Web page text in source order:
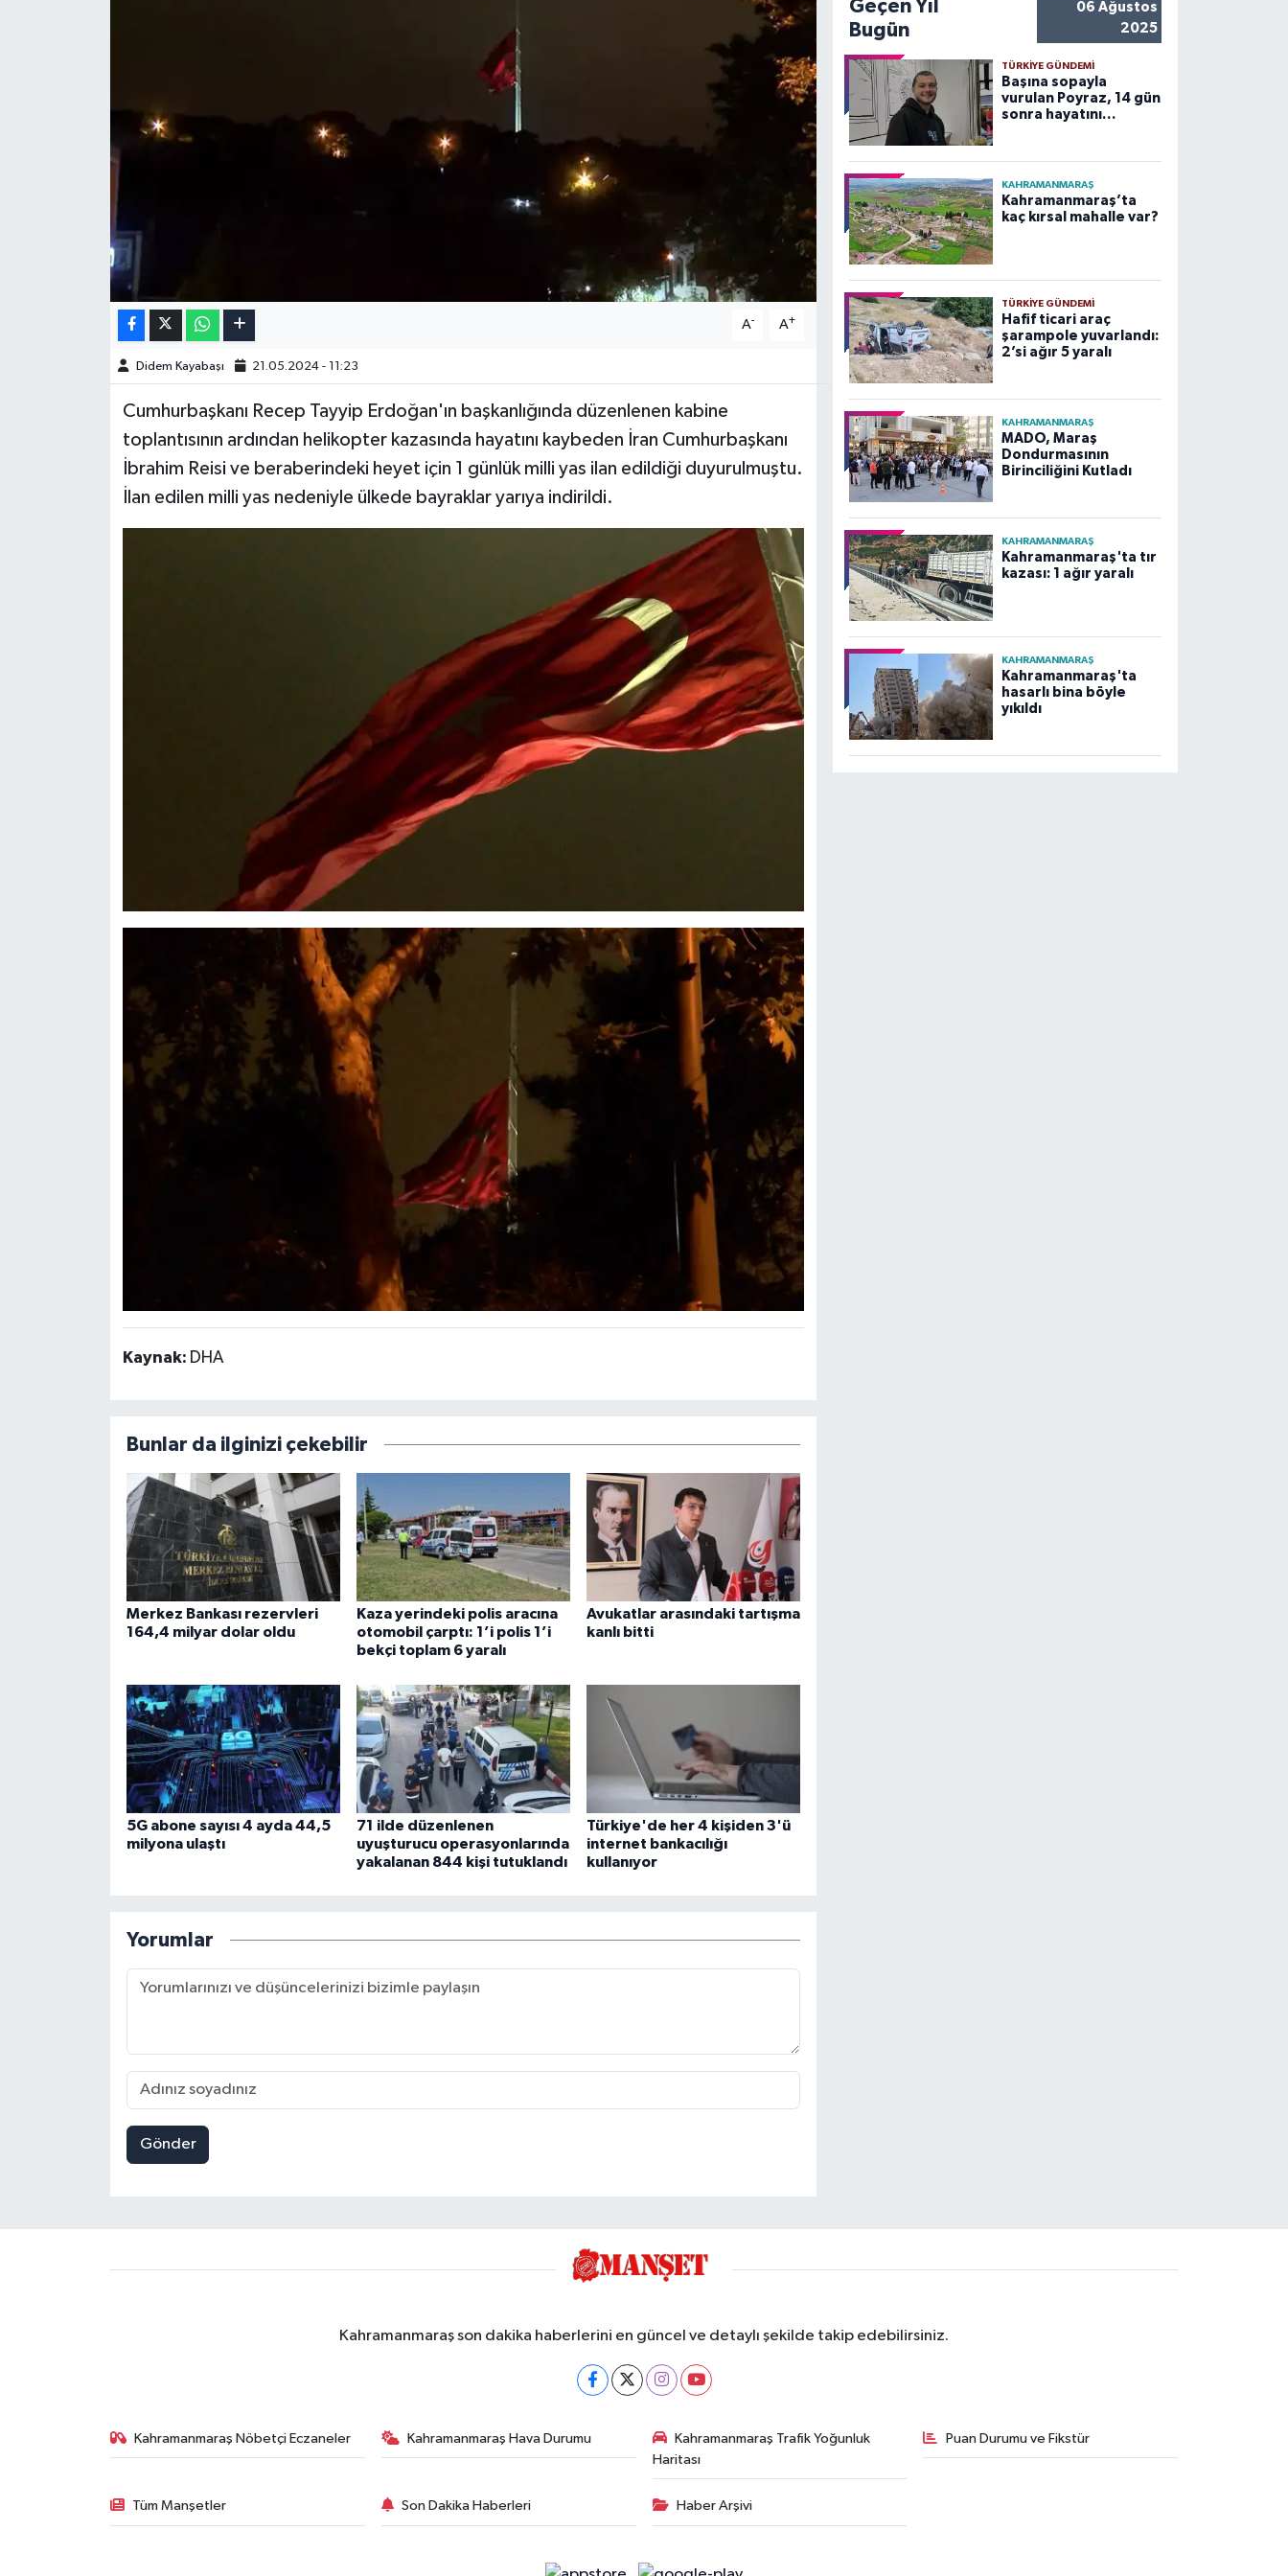
A- A+
Didem Kayabaşı 21.05.2024 - 11:23
Cumhurbaşkanı Recep Tayyip Erdoğan'ın başkanlığında düzenlenen kabine
toplantısının ardından helikopter kazasında hayatını kaybeden İran Cumhurbaşkanı
İbrahim Reisi ve beraberindeki heyet için 1 günlük milli yas ilan edildiği duyurulmuştu.
İlan edilen milli yas nedeniyle ülkede bayraklar yarıya indirildi.
Kaynak: DHA
Bunlar da ilginizi çekebilir
Merkez Bankası rezervleri
164,4 milyar dolar oldu
Kaza yerindeki polis aracına
otomobil çarptı: 1’i polis 1’i
bekçi toplam 6 yaralı
Avukatlar arasındaki tartışma
kanlı bitti
5G abone sayısı 4 ayda 44,5
milyona ulaştı
71 ilde düzenlenen
uyuşturucu operasyonlarında
yakalanan 844 kişi tutuklandı
Türkiye'de her 4 kişiden 3'ü
internet bankacılığı
kullanıyor
Yorumlar
Gönder
Geçen Yıl
Bugün
06 Ağustos
2025
TÜRKIYE GÜNDEMI
Başına sopayla
vurulan Poyraz, 14 gün
sonra hayatını
KAHRAMANMARAŞ
Kahramanmaraş’ta
kaç kırsal mahalle var?
TÜRKIYE GÜNDEMI
Hafif ticari araç
şarampole yuvarlandı:
2’si ağır 5 yaralı
KAHRAMANMARAŞ
MADO, Maraş
Dondurmasının
Birinciliğini Kutladı
KAHRAMANMARAŞ
Kahramanmaraş'ta tır
kazası: 1 ağır yaralı
KAHRAMANMARAŞ
Kahramanmaraş'ta
hasarlı bina böyle
yıkıldı
Kahramanmaraş son dakika haberlerini en güncel ve detaylı şekilde takip edebilirsiniz.
Kahramanmaraş Nöbetçi Eczaneler Kahramanmaraş Hava Durumu
Kahramanmaraş Trafik Yoğunluk
Haritası
Puan Durumu ve Fikstür
Tüm Manşetler Son Dakika Haberleri Haber Arşivi